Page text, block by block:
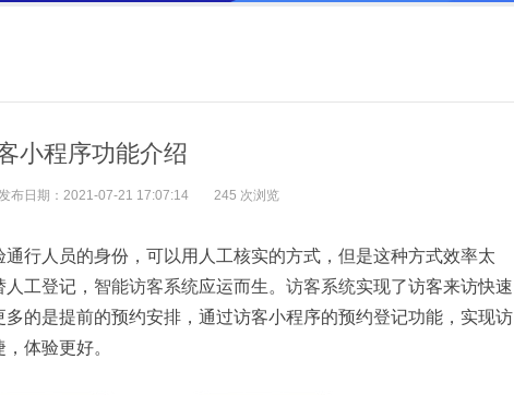
小程序功能介绍
布日期：2021-07-21 17:07:14 245 次浏览
行人员的身份，可以用人工核实的方式，但是这种方式效率太
工登记， 智能访客系统应运而生。 访客系统实现了访客来访快速
的是提前的预约安排，通过访客小程序的预约登记功能，实现访
体验更好。